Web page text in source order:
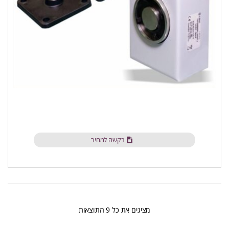
בקשה למחיר
מציגים את כל ⁦9⁩ התוצאות ממוין